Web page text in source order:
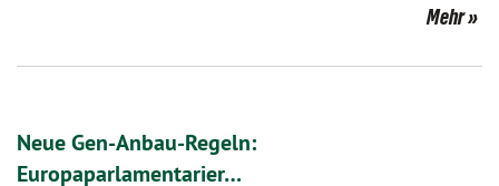
Mehr
Neue Gen-Anbau-Regeln:
Europaparlamentarier…